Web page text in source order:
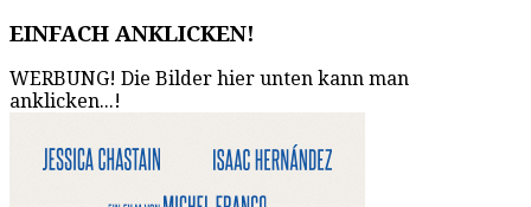
EINFACH ANKLICKEN!
WERBUNG! Die Bilder hier unten kann man
anklicken...!